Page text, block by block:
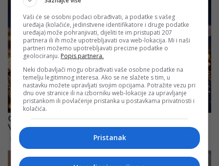
Vaši će se osobni podaci obrađivati, a podatke s vašeg
uređaja (kolačiće, jedinstvene identifikatore i druge podatke
uređaja) može pohranjivati, dijeliti te im pristupati 207
partnera ili ih može upotrebljavati ova web-lokacija. Mi i naši
partneri možemo upotrebljavati precizne podatke o
geolociranju. Popis partnera.
Neki dobavljači mogu obrađivati vaše osobne podatke na
temelju legitimnog interesa. Ako se ne slažete s tim, u
nastavku možete upravljati svojim opcijama. Potražite vezu pri
dnu ove stranice ili na izborniku web-lokacije za upravljanje
pristankom ili povlačenje pristanka u postavkama privatnosti i
kolačića.
Pristanak